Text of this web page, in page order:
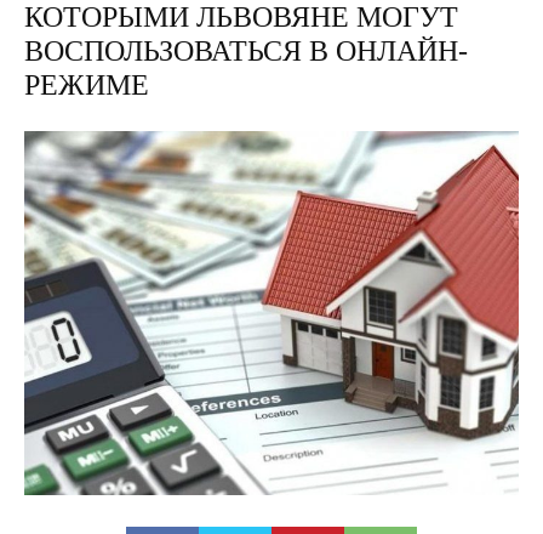
КОТОРЫМИ ЛЬВОВЯНЕ МОГУТ
ВОСПОЛЬЗОВАТЬСЯ В ОНЛАЙН-
РЕЖИМЕ